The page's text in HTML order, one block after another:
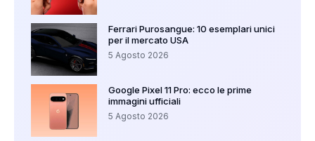
Ferrari Purosangue: 10 esemplari unici
per il mercato USA
5 Agosto 2026
Google Pixel 11 Pro: ecco le prime
immagini ufficiali
5 Agosto 2026